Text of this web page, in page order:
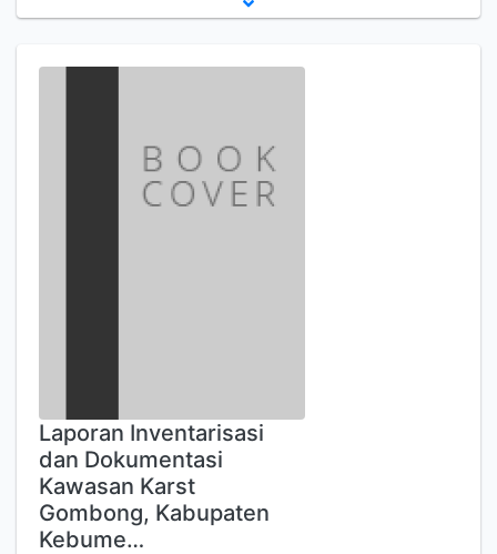
Laporan Inventarisasi
dan Dokumentasi
Kawasan Karst
Gombong, Kabupaten
Kebume…